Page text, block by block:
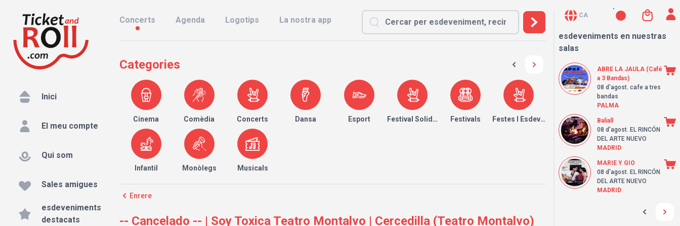
Inici
El meu compte
Qui som
Sales amigues
esdeveniments
destacats
Concerts Agenda Logotips La nostra app
Categories
Cinema Comèdia Concerts Dansa Esport Festival Solidari Festivals Festes I Esdeveniments
Infantil Monòlegs Musicals
Enrere
-- Cancelado -- | Soy Toxica Teatro Montalvo | Cercedilla (Teatro Montalvo)
CA
esdeveniments en nuestras
salas
ABRE LA JAULA (Café
a 3 Bandas)
08 d'agost. cafe a tres
bandas
PALMA
Baliall
08 d'agost. EL RINCÓN
DEL ARTE NUEVO
MADRID
MARIE Y GIO
08 d'agost. EL RINCÓN
DEL ARTE NUEVO
MADRID